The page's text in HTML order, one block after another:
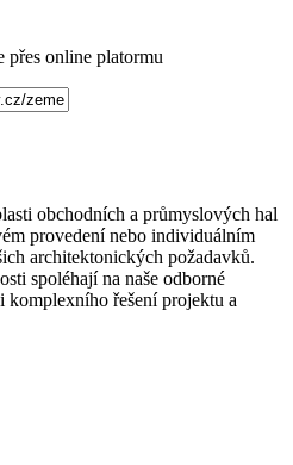
přes online platormu
obchodních a průmyslových hal
provedení nebo individuálním
architektonických požadavků.
spoléhají na naše odborné
komplexního řešení projektu a